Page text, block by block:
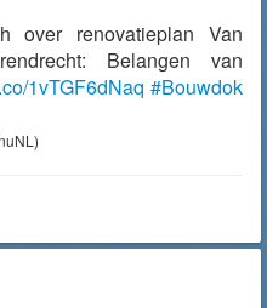
over renovatieplan Van
Belangen van
1vTGF6dNaq #Bouwdok